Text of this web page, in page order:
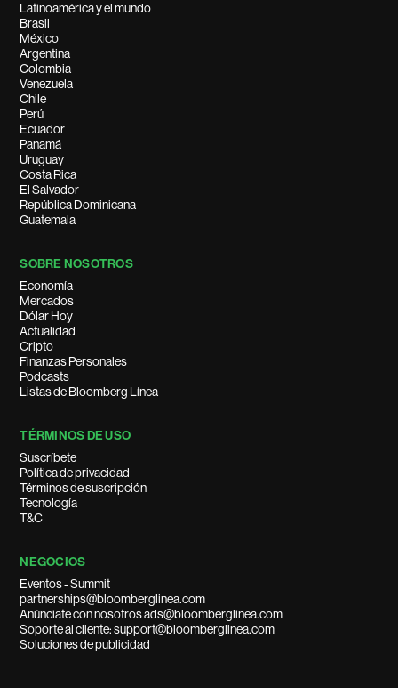
Latinoamérica y el mundo
Brasil
México
Argentina
Colombia
Venezuela
Chile
Perú
Ecuador
Panamá
Uruguay
Costa Rica
El Salvador
República Dominicana
Guatemala
SOBRE NOSOTROS
Economía
Mercados
Dólar Hoy
Actualidad
Cripto
Finanzas Personales
Podcasts
Listas de Bloomberg Línea
TÉRMINOS DE USO
Suscríbete
Política de privacidad
Términos de suscripción
Tecnología
T&C
NEGOCIOS
Eventos - Summit
partnerships@bloomberglinea.com
Anúnciate con nosotros ads@bloomberglinea.com
Soporte al cliente: support@bloomberglinea.com
Soluciones de publicidad